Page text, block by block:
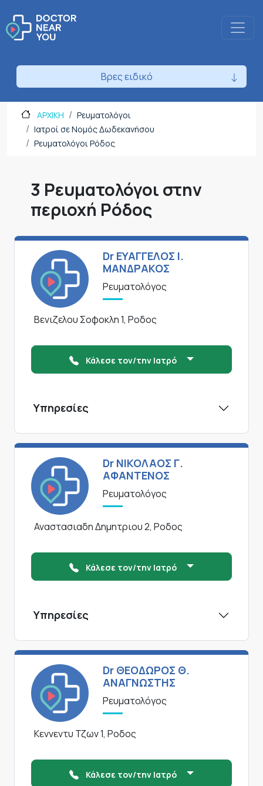
Βρες ειδικό
ΑΡΧΙΚΗ
Ρευματολόγοι
Ιατροί σε Νομός Δωδεκανήσου
Ρευματολόγοι Ρόδος
3 Ρευματολόγοι στην
περιοχή Ρόδος
Dr ΕΥΑΓΓΕΛΟΣ Ι.
ΜΑΝΔΡΑΚΟΣ
Ρευματολόγος
Βενιζελου Σοφοκλη 1, Ροδος
Κάλεσε τον/την Ιατρό
Υπηρεσίες
Dr ΝΙΚΟΛΑΟΣ Γ.
ΑΦΑΝΤΕΝΟΣ
Ρευματολόγος
Αναστασιαδη Δημητριου 2, Ροδος
Κάλεσε τον/την Ιατρό
Υπηρεσίες
Dr ΘΕΟΔΩΡΟΣ Θ.
ΑΝΑΓΝΩΣΤΗΣ
Ρευματολόγος
Κεννεντυ Τζων 1, Ροδος
Κάλεσε τον/την Ιατρό